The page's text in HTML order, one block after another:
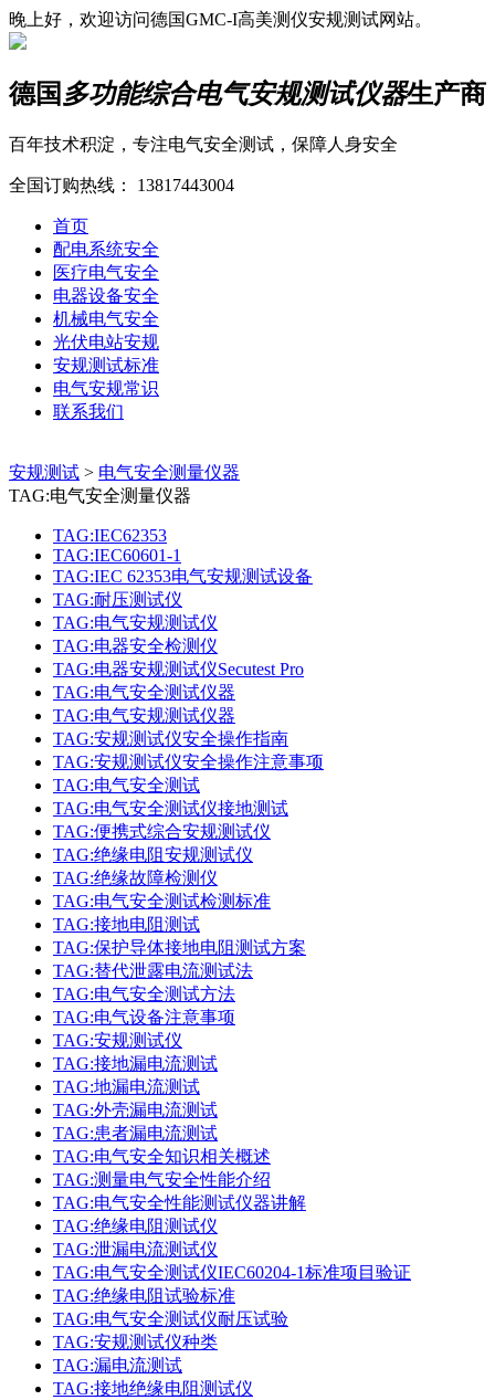
晚上好，欢迎访问德国GMC-I高美测仪安规测试网站。
德国 多功能综合电气安规测试仪器生产商
百年技术积淀，专注电气安全测试，保障人身安全
全国订购热线： 13817443004
首页
配电系统安全
医疗电气安全
电器设备安全
机械电气安全
光伏电站安规
安规测试标准
电气安规常识
联系我们
安规测试 > 电气安全测量仪器
TAG:电气安全测量仪器
TAG:IEC62353
TAG:IEC60601-1
TAG:IEC 62353电气安规测试设备
TAG:耐压测试仪
TAG:电气安规测试仪
TAG:电器安全检测仪
TAG:电器安规测试仪Secutest Pro
TAG:电气安全测试仪器
TAG:电气安规测试仪器
TAG:安规测试仪安全操作指南
TAG:安规测试仪安全操作注意事项
TAG:电气安全测试
TAG:电气安全测试仪接地测试
TAG:便携式综合安规测试仪
TAG:绝缘电阻安规测试仪
TAG:绝缘故障检测仪
TAG:电气安全测试检测标准
TAG:接地电阻测试
TAG:保护导体接地电阻测试方案
TAG:替代泄露电流测试法
TAG:电气安全测试方法
TAG:电气设备注意事项
TAG:安规测试仪
TAG:接地漏电流测试
TAG:地漏电流测试
TAG:外壳漏电流测试
TAG:患者漏电流测试
TAG:电气安全知识相关概述
TAG:测量电气安全性能介绍
TAG:电气安全性能测试仪器讲解
TAG:绝缘电阻测试仪
TAG:泄漏电流测试仪
TAG:电气安全测试仪IEC60204-1标准项目验证
TAG:绝缘电阻试验标准
TAG:电气安全测试仪耐压试验
TAG:安规测试仪种类
TAG:漏电流测试
TAG:接地绝缘电阻测试仪